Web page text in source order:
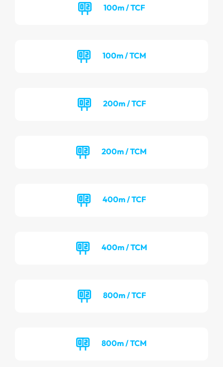
100m / TCF
100m / TCM
200m / TCF
200m / TCM
400m / TCF
400m / TCM
800m / TCF
800m / TCM